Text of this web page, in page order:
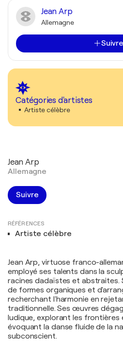
Jean Arp
Allemagne
Suivre
Catégories d'artistes
Artiste célèbre
Jean Arp
Allemagne
Suivre
RÉFÉRENCES
Artiste célèbre
Jean Arp, virtuose franco-
employé ses talents dans la
racines dadaïstes et abstraites.
de formes organiques et
recherchant l'harmonie en
traditionnelle. Ses œuvres
ludique, explorant les
évoquant la danse fluide de la
subconscient.